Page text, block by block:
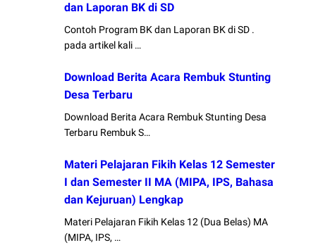
dan Laporan BK di SD
Contoh Program BK dan Laporan BK di SD .
pada artikel kali …
Download Berita Acara Rembuk Stunting
Desa Terbaru
Download Berita Acara Rembuk Stunting Desa
Terbaru Rembuk S…
Materi Pelajaran Fikih Kelas 12 Semester
I dan Semester II MA (MIPA, IPS, Bahasa
dan Kejuruan) Lengkap
Materi Pelajaran Fikih Kelas 12 (Dua Belas) MA
(MIPA, IPS, …